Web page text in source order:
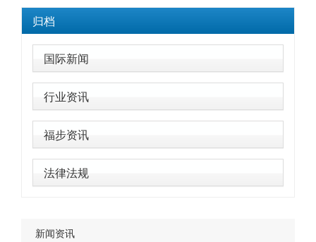
归档
国际新闻
行业资讯
福步资讯
法律法规
新闻资讯